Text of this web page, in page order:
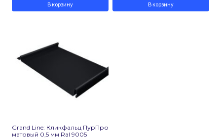
В корзину В корзину
Grand Line: Кликфальц ПурПро
матовый 0,5 мм Ral 9005